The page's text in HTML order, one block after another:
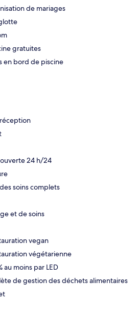
de mariages
gratuites
en bord de piscine
24 h/24
soins complets
et de soins
vegan
végétarienne
au moins par LED
de gestion des déchets alimentaires